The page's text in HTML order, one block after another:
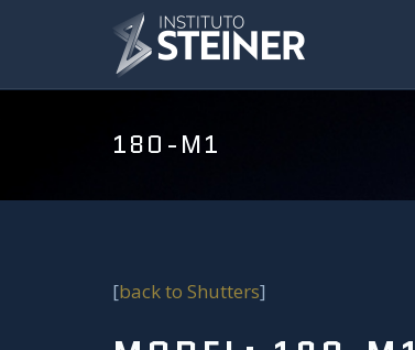
180-M1
[back to Shutters]